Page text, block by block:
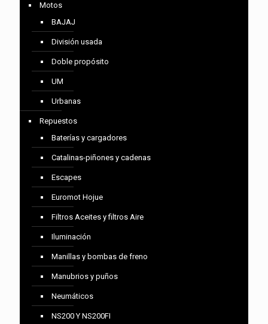
Motos
BAJAJ
División usada
Doble propósito
UM
Urbanas
Repuestos
Baterías y cargadores
Catalinas-piñones y cadenas
Escapes
Euromot Hojue
Filtros Aceites y filtros Aire
Iluminación
Manillas y bombas de freno
Manubrios y puños
Neumáticos
NS200 Y NS200FI